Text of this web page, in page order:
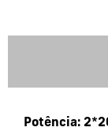
Potência: